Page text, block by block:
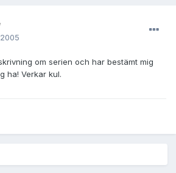
om serien och har bestämt mig
ha! Verkar kul.